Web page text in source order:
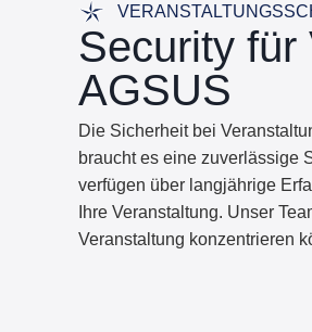
Security
AGSUS
Die Sicherheit bei
braucht es eine zuverlässige
verfügen über langjährige
Ihre Veranstaltung. Unser
Veranstaltung konzentrieren